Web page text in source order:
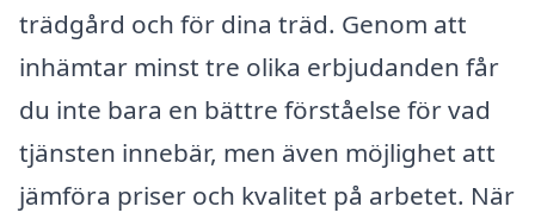
trädgård och för dina träd. Genom att
inhämtar minst tre olika erbjudanden får
du inte bara en bättre förståelse för vad
tjänsten innebär, men även möjlighet att
jämföra priser och kvalitet på arbetet. När